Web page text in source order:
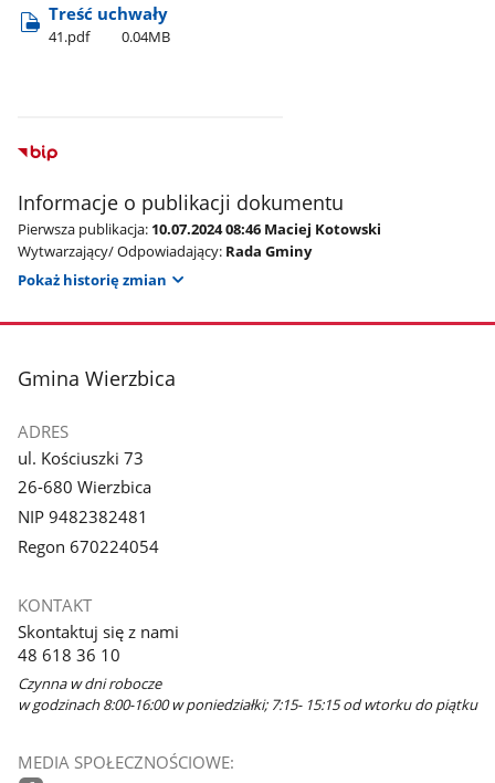
Treść uchwały
41.pdf 0.04MB
Informacje o publikacji dokumentu
Pierwsza publikacja: 10.07.2024 08:46 Maciej Kotowski
Wytwarzający/ Odpowiadający: Rada Gminy
Pokaż historię zmian
stopka
Gmina Wierzbica
ADRES
ul. Kościuszki 73
26-680 Wierzbica
NIP 9482382481
Regon 670224054
KONTAKT
Skontaktuj się z nami
48 618 36 10
Czynna w dni robocze
w godzinach 8:00-16:00 w poniedziałki; 7:15- 15:15 od wtorku do piątku
MEDIA SPOŁECZNOŚCIOWE: